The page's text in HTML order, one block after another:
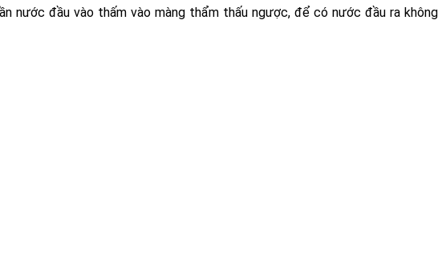
nước đầu vào thấm vào màng thẩm thấu ngược, để có nước đầu ra không